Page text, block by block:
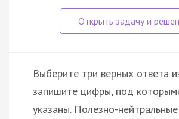
Выберите три верных ответа
запишите цифры, под
указаны. Полезно-